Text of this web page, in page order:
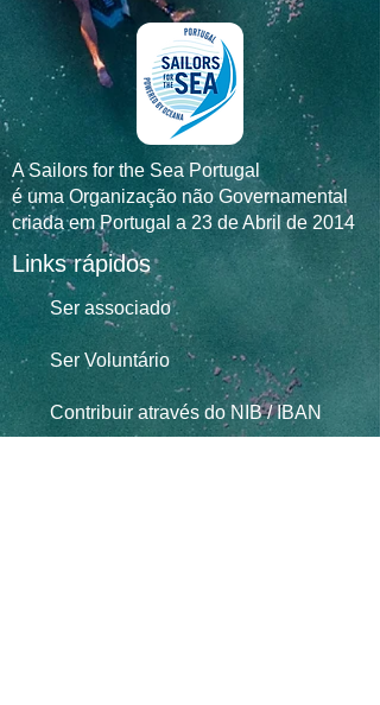
A Sailors for the Sea Portugal
é uma Organização não Governamental
criada em Portugal a 23 de Abril de 2014
Links rápidos
Ser associado
Ser Voluntário
Contribuir através do NIB / IBAN